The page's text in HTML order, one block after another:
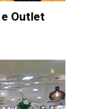
Outlet